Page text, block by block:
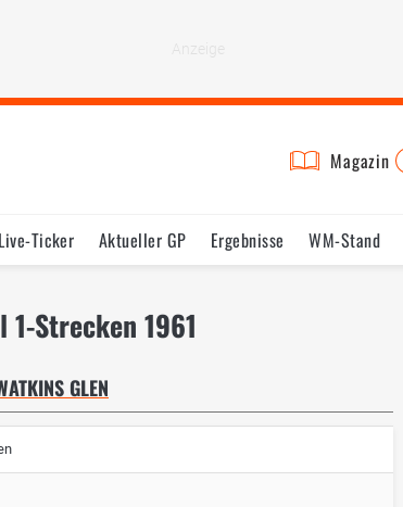
Magazin
Live-Ticker Aktueller GP Ergebnisse WM-Stand
1-Strecken 1961
GLEN